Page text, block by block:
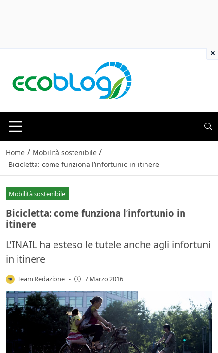
Home / Mobilità sostenibile /
Bicicletta: come funziona l’infortunio in itinere
Mobilità sostenibile
Bicicletta: come funziona l’infortunio in
itinere
L’INAIL ha esteso le tutele anche agli infortuni
in itinere
Team Redazione - 7 Marzo 2016
×